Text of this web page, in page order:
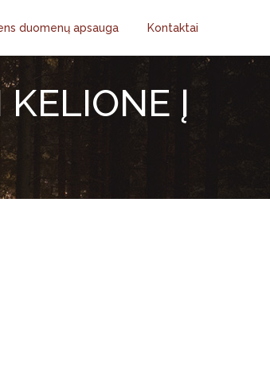
duomenų apsauga Kontaktai
Į